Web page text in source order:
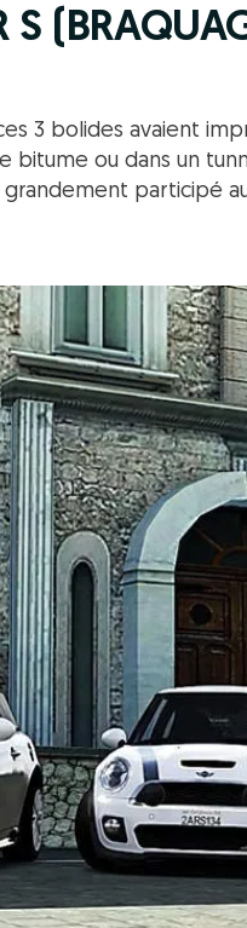
3 bolides avaient
bitume ou dans un
participé